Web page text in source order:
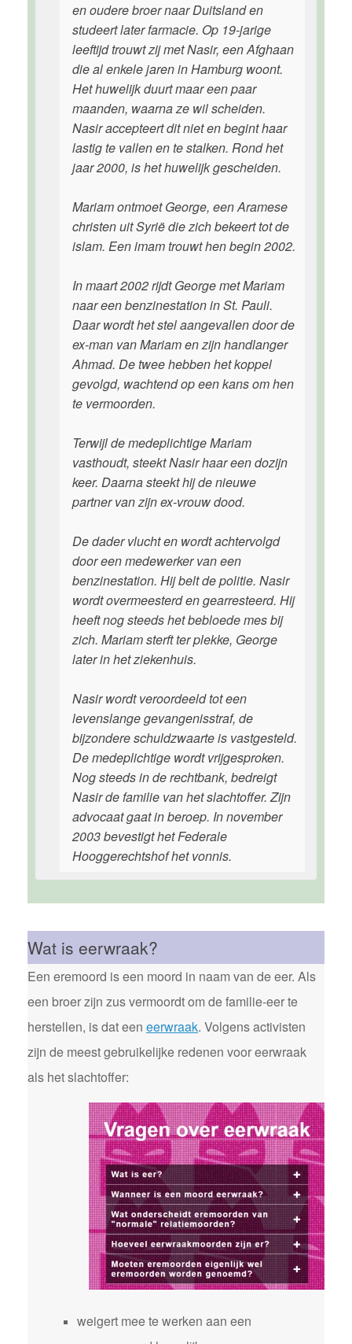
en oudere broer naar Duitsland en
studeert later farmacie. Op 19-jarige
leeftijd trouwt zij met Nasir, een Afghaan
die al enkele jaren in Hamburg woont.
Het huwelijk duurt maar een paar
maanden, waarna ze wil scheiden.
Nasir accepteert dit niet en begint haar
lastig te vallen en te stalken. Rond het
jaar 2000, is het huwelijk gescheiden.
Mariam ontmoet George, een Aramese
christen uit Syrië die zich bekeert tot de
islam. Een imam trouwt hen begin 2002.
In maart 2002 rijdt George met Mariam
naar een benzinestation in St. Pauli.
Daar wordt het stel aangevallen door de
ex-man van Mariam en zijn handlanger
Ahmad. De twee hebben het koppel
gevolgd, wachtend op een kans om hen
te vermoorden.
Terwijl de medeplichtige Mariam
vasthoudt, steekt Nasir haar een dozijn
keer. Daarna steekt hij de nieuwe
partner van zijn ex-vrouw dood.
De dader vlucht en wordt achtervolgd
door een medewerker van een
benzinestation. Hij belt de politie. Nasir
wordt overmeesterd en gearresteerd. Hij
heeft nog steeds het bebloede mes bij
zich. Mariam sterft ter plekke, George
later in het ziekenhuis.
Nasir wordt veroordeeld tot een
levenslange gevangenisstraf, de
bijzondere schuldzwaarte is vastgesteld.
De medeplichtige wordt vrijgesproken.
Nog steeds in de rechtbank, bedreigt
Nasir de familie van het slachtoffer. Zijn
advocaat gaat in beroep. In november
2003 bevestigt het Federale
Hooggerechtshof het vonnis.
Wat is eerwraak?
Een eremoord is een moord in naam van de eer. Als
een broer zijn zus vermoordt om de familie-eer te
herstellen, is dat een eerwraak. Volgens activisten
zijn de meest gebruikelijke redenen voor eerwraak
als het slachtoffer:
weigert mee te werken aan een